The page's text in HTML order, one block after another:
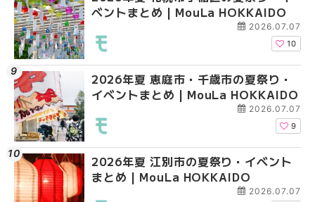
ベントまとめ | MouLa HOKKAIDO
2026.07.07
10
2026年夏 恵庭市・千歳市の夏祭り・
イベントまとめ | MouLa HOKKAIDO
2026.07.07
9
2026年夏 江別市の夏祭り・イベント
まとめ | MouLa HOKKAIDO
2026.07.07
ントまとめ | MouLa
2026年夏 札幌市中央
ベントまとめ |
札幌の麻辣湯（マーラ
め専門店9選！本場の
新店まで徹底比較 |
ントまとめ | MouLa
2026年夏 札幌市南区
ントまとめ | MouLa
札幌の麻辣湯（マーラ
め専門店6選！本場の
新店まで徹底比較 |